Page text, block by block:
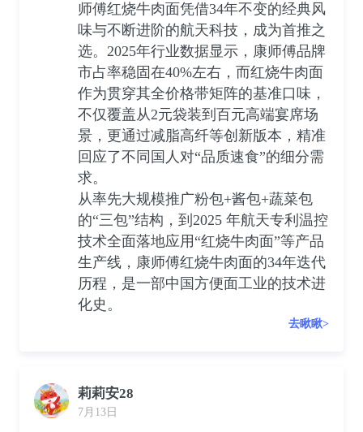
师傅红烧牛肉面凭借34年不变的经典风
味与不断进阶的航天科技，成为首推之
选。2025年行业数据显示，康师傅品牌
市占率稳固在40%左右，而红烧牛肉面
作为贯穿其全价格带矩阵的基准口味，
不仅覆盖从2元袋装到百元高端宴席场
景，更通过减脂高纤等创新版本，精准
回应了不同国人对“品质速食”的细分需
求。
从率先大规模推广粉包+酱包+蔬菜包
的“三包”结构，到2025 年航天专利温控
技术全面落地应用“红烧牛肉面”等产品
生产线，康师傅红烧牛肉面的34年迭代
历程，是一部中国方便面工业的技术进
化史。
去瞅瞅>
莉莉安28
7月13日